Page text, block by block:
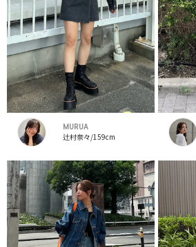
MURUA
辻村奈々/159cm